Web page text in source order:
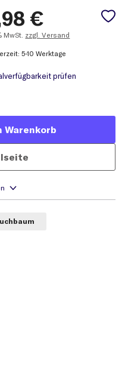
€
MwSt. zzgl. Versand
5-10 Werktage
verfügbarkeit prüfen
Warenkorb